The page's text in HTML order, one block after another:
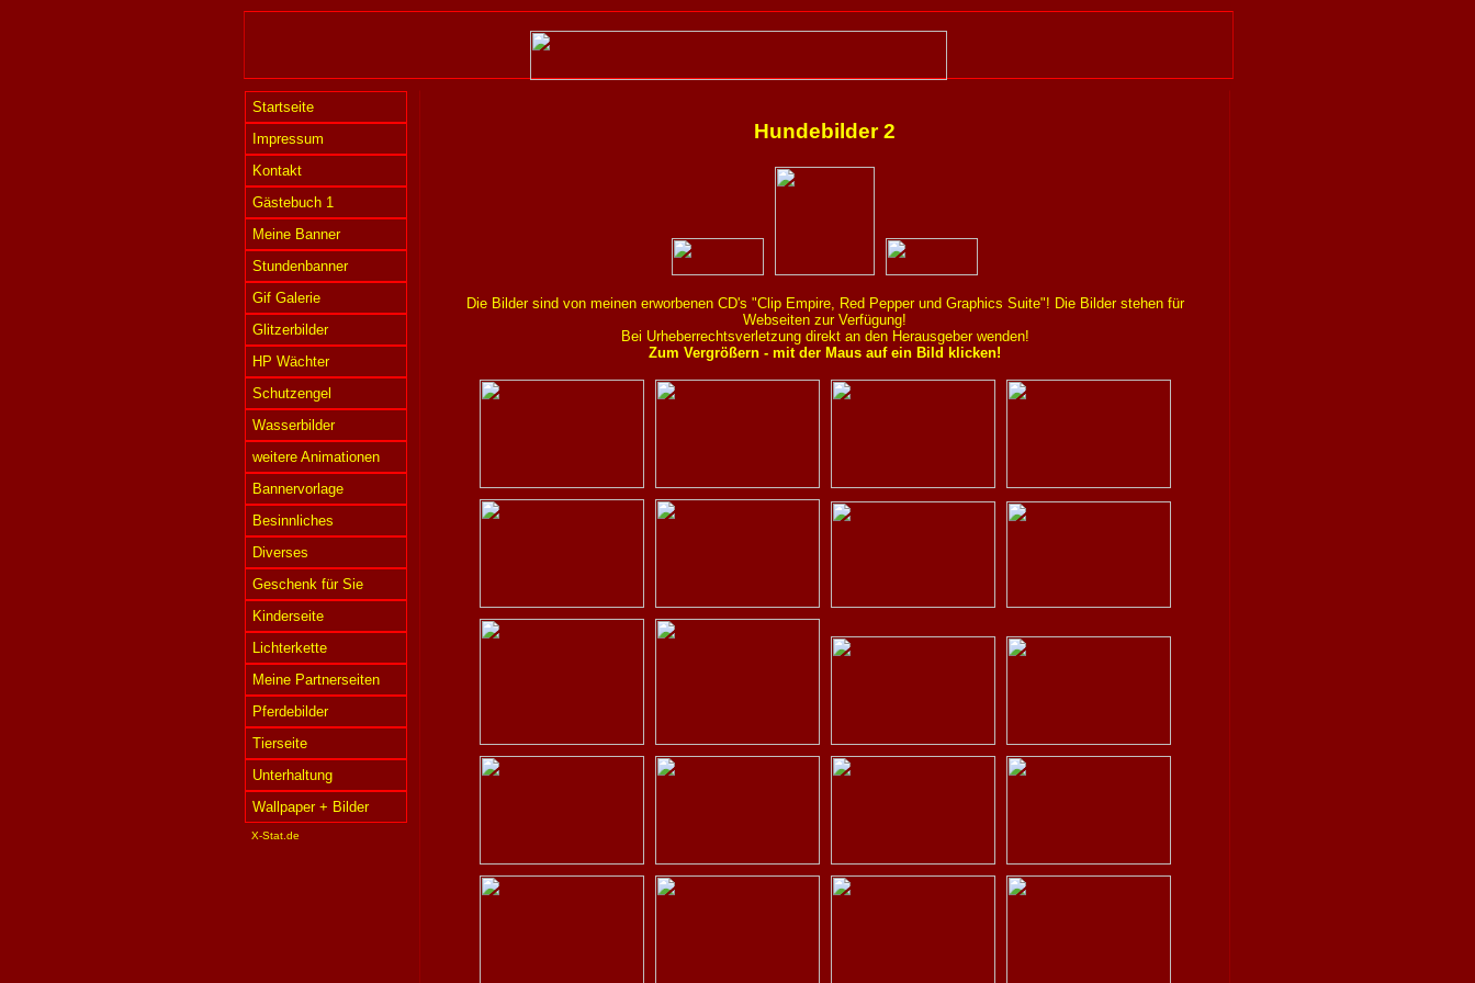
Startseite
Impressum
Kontakt
Gästebuch 1
Meine Banner
Stundenbanner
Gif Galerie
Glitzerbilder
HP Wächter
Schutzengel
Wasserbilder
weitere Animationen
Bannervorlage
Besinnliches
Diverses
Geschenk für Sie
Kinderseite
Lichterkette
Meine Partnerseiten
Pferdebilder
Tierseite
Unterhaltung
Wallpaper + Bilder
X-Stat.de
Hundebilder 2
Die Bilder sind von meinen erworbenen CD's "Clip Empire, Red Pepper und Graphics Suite"! Die Bilder stehen für
Webseiten zur Verfügung!
Bei Urheberrechtsverletzung direkt an den Herausgeber wenden!
Zum Vergrößern - mit der Maus auf ein Bild klicken!